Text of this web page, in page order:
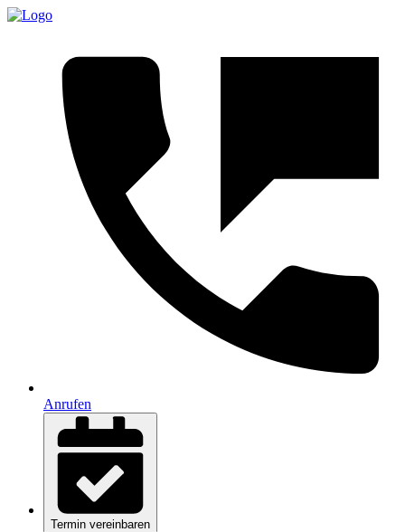
Anrufen
Termin vereinbaren